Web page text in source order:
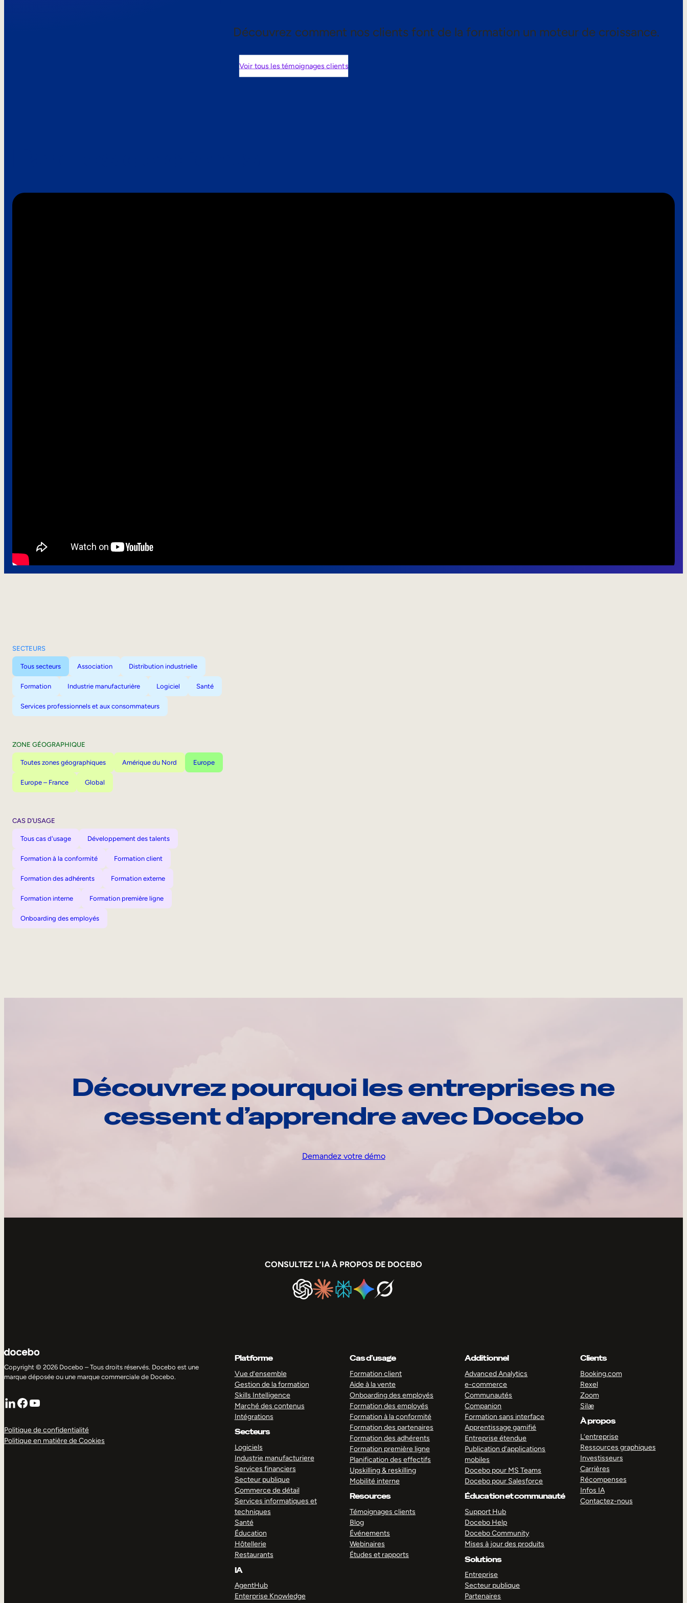
Découvrez comment nos clients font de la formation un moteur de croissance.
Voir tous les témoignages clients
SECTEURS
Tous secteurs Association Distribution industrielle
Formation Industrie manufacturière Logiciel Santé
Services professionnels et aux consommateurs
ZONE GÉOGRAPHIQUE
Toutes zones géographiques Amérique du Nord Europe
Europe – France Global
CAS D’USAGE
Tous cas d'usage Développement des talents
Formation à la conformité Formation client
Formation des adhérents Formation externe
Formation interne Formation première ligne
Onboarding des employés
Découvrez pourquoi les entreprises ne
cessent d’apprendre avec Docebo
Demandez votre démo
CONSULTEZ L’IA À PROPOS DE DOCEBO
Copyright © 2026 Docebo – Tous droits réservés. Docebo est une
marque déposée ou une marque commerciale de Docebo.
LinkedIn
Facebook
YouTube
Politique de confidentialité
Politique en matière de Cookies
Platforme
Vue d’ensemble
Gestion de la formation
Skills Intelligence
Marché des contenus
Intégrations
Secteurs
Logiciels
Industrie manufacturiere
Services financiers
Secteur publique
Commerce de détail
Services informatiques et
techniques
Santé
Éducation
Hôtellerie
Restaurants
IA
AgentHub
Enterprise Knowledge
Cas d’usage
Formation client
Aide à la vente
Onboarding des employés
Formation des employés
Formation à la conformité
Formation des partenaires
Formation des adhérents
Formation première ligne
Planification des effectifs
Upskilling & reskilling
Mobilité interne
Resources
Témoignages clients
Blog
Événements
Webinaires
Études et rapports
Additionnel
Advanced Analytics
e-commerce
Communautés
Companion
Formation sans interface
Apprentissage gamifié
Entreprise étendue
Publication d’applications
mobiles
Docebo pour MS Teams
Docebo pour Salesforce
Éducation et communauté
Support Hub
Docebo Help
Docebo Community
Mises à jour des produits
Solutions
Entreprise
Secteur publique
Partenaires
Clients
Booking.com
Rexel
Zoom
Silæ
À propos
L’entreprise
Ressources graphiques
Investisseurs
Carrières
Récompenses
Infos IA
Contactez-nous